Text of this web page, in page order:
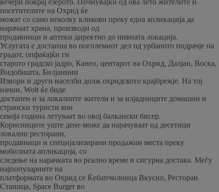
вечери покрај езерото. Почнувајќи од ова лето жителите и
посетителите на Охрид ќе
можат со само неколку кликови преку една апликација да
нарачаат храна, производи од
продавници и аптеки директно до нивната локација.
Услугата е достапна во поголемиот дел од урбаното подрачје на
градот, опфаќајќи ги
старото градско јадро, Канео, центарот на Охрид, Далјан, Воска,
Видобишта, Билјанини
Извори и други населби долж охридското крајбрежје. На тој
начин, Wolt ќе биде
достапен и за локалните жители и за илјадниците домашни и
странски туристи кои
секоја година летуваат во овој балкански бисер.
Корисниците уште дене може да нарачуваат од десетици
локални ресторани,
продавници и специјализирани продажни места преку
мобилната апликација, со
следење на нарачката во реално време и сигурна достава. Меѓу
најпопуларните на
платформата во Охрид се Ќебапчилница Вкусно, Ресторан
Станица, Space Burger во